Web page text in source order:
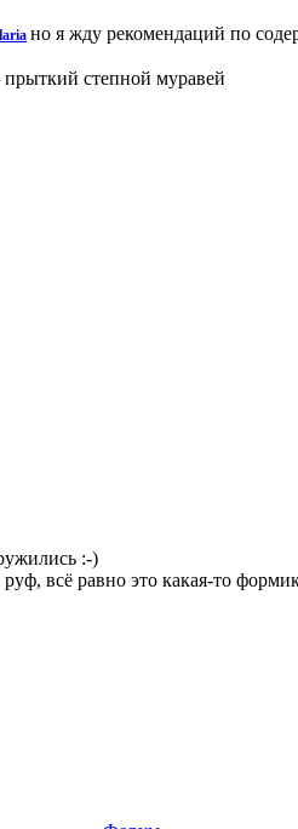
но я жду рекомендаций по
прыткий степной муравей
:-)
всё равно это какая-то